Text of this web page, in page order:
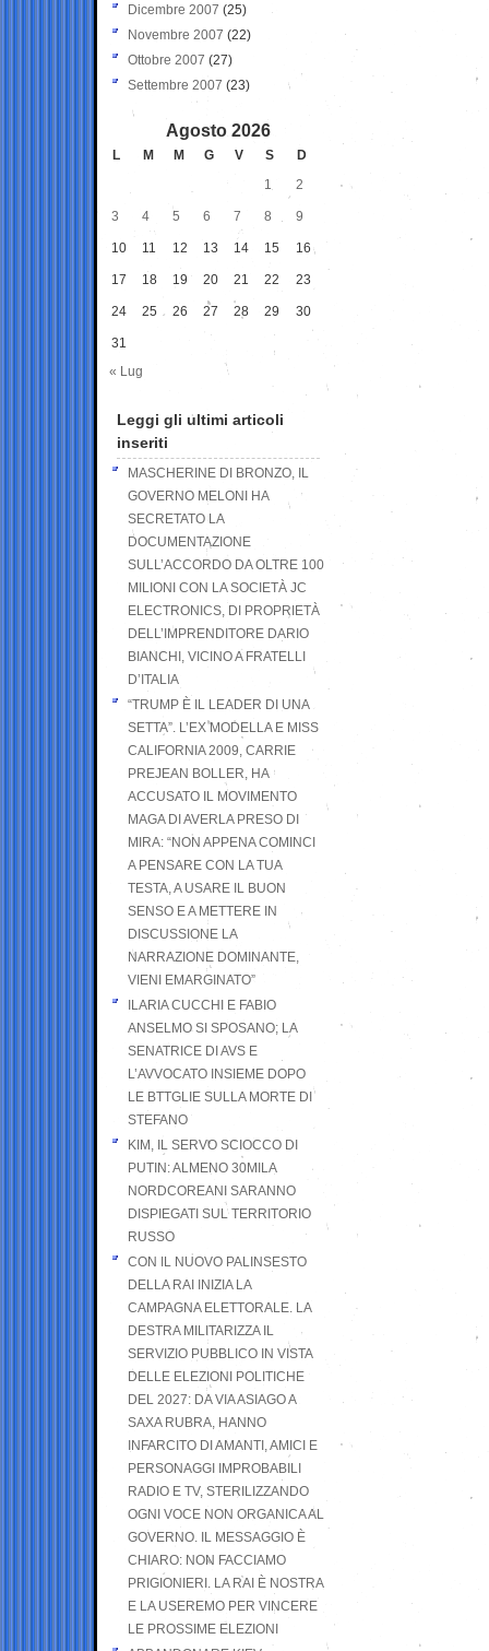
Dicembre 2007 (25)
Novembre 2007 (22)
Ottobre 2007 (27)
Settembre 2007 (23)
Agosto 2026
L M M G V S
D
1
2
3 4 5 6 7 8 9
10 11 12 13 14 15 16
17 18 19 20 21 22 23
24 25 26 27 28 29 30
31
« Lug
Leggi gli ultimi articoli
inseriti
MASCHERINE DI BRONZO, IL
GOVERNO MELONI HA
SECRETATO LA
DOCUMENTAZIONE
SULL’ACCORDO DA OLTRE 100
MILIONI CON LA SOCIETÀ JC
ELECTRONICS, DI PROPRIETÀ
DELL’IMPRENDITORE DARIO
BIANCHI, VICINO A FRATELLI
D’ITALIA
“TRUMP È IL LEADER DI UNA
SETTA”. L’EX MODELLA E MISS
CALIFORNIA 2009, CARRIE
PREJEAN BOLLER, HA
ACCUSATO IL MOVIMENTO
MAGA DI AVERLA PRESO DI
MIRA: “NON APPENA COMINCI
A PENSARE CON LA TUA
TESTA, A USARE IL BUON
SENSO E A METTERE IN
DISCUSSIONE LA
NARRAZIONE DOMINANTE,
VIENI EMARGINATO”
ILARIA CUCCHI E FABIO
ANSELMO SI SPOSANO; LA
SENATRICE DI AVS E
L’AVVOCATO INSIEME DOPO
LE BTTGLIE SULLA MORTE DI
STEFANO
KIM, IL SERVO SCIOCCO DI
PUTIN: ALMENO 30MILA
NORDCOREANI SARANNO
DISPIEGATI SUL TERRITORIO
RUSSO
CON IL NUOVO PALINSESTO
DELLA RAI INIZIA LA
CAMPAGNA ELETTORALE. LA
DESTRA MILITARIZZA IL
SERVIZIO PUBBLICO IN VISTA
DELLE ELEZIONI POLITICHE
DEL 2027: DA VIA ASIAGO A
SAXA RUBRA, HANNO
INFARCITO DI AMANTI, AMICI E
PERSONAGGI IMPROBABILI
RADIO E TV, STERILIZZANDO
OGNI VOCE NON ORGANICA AL
GOVERNO. IL MESSAGGIO È
CHIARO: NON FACCIAMO
PRIGIONIERI. LA RAI È NOSTRA
E LA USEREMO PER VINCERE
LE PROSSIME ELEZIONI